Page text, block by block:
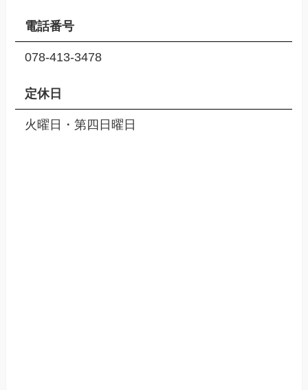
電話番号
078-413-3478
定休日
火曜日・第四日曜日